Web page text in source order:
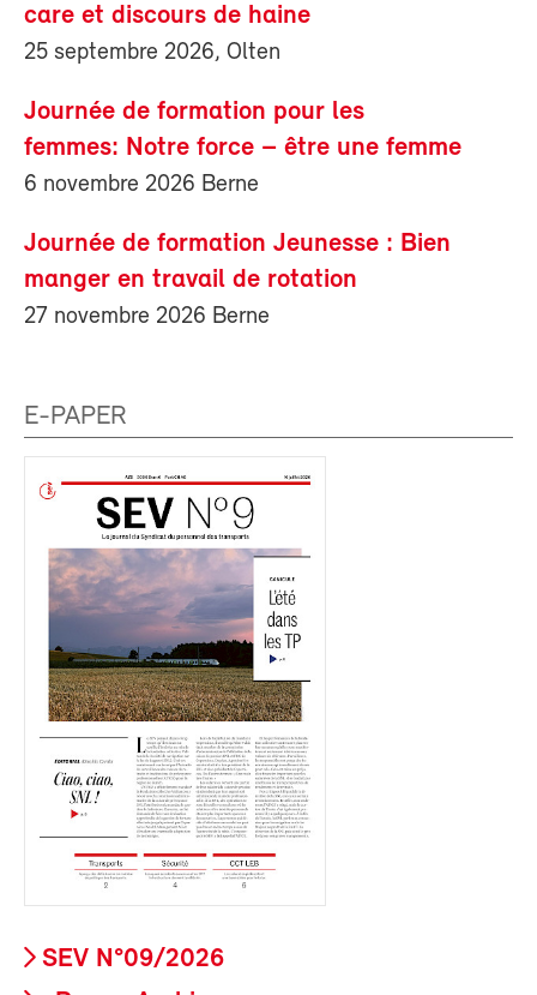
care et discours de haine
25 septembre 2026, Olten
Journée de formation pour les
femmes: Notre force – être une femme
6 novembre 2026 Berne
Journée de formation Jeunesse : Bien
manger en travail de rotation
27 novembre 2026 Berne
E-PAPER
SEV N°09/2026